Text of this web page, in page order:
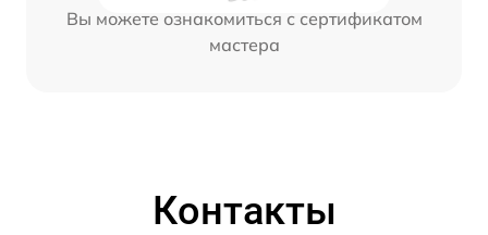
Вы можете ознакомиться с сертификатом
мастера
Контакты